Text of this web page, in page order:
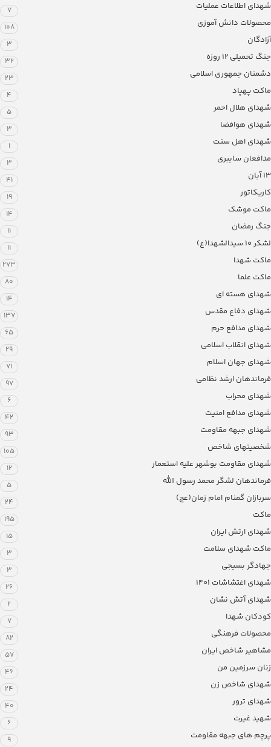
شهدای اطلاعات عملیات 7
محصولات دانش آموزی 108
آزادگان 3
جنگ تحمیلی 12 روزه 32
دشمنان جمهوری اسلامی 23
ماکت پهپاد 4
شهدای هلال احمر 5
شهدای هوافضا 3
شهدای اهل سنت 1
مدافعان سایبری 3
13 آبان 41
کاریکاتور 19
ماکت موشک 14
جنگ رمضان 11
لشکر ۱۰ سیدالشهدا(ع) 11
ماکت شهدا 273
ماکت علما 80
شهدای هسته ای 14
شهدای دفاع مقدس 137
شهدای مدافع حرم 65
شهدای انقلاب اسلامی 29
شهدای جهان اسلام 71
فرماندهان ارشد نظامی 97
شهدای محراب 6
شهدای مدافع امنیت 42
شهدای جبهه مقاومت 93
شخصیتهای شاخص 105
شهدای مقاومت بوشهر علیه استعمار 12
فرماندهان لشگر محمد رسول الله 5
سربازان گمنام امام زمان(عج) 24
ماکت 195
شهدای ارتش ایران 15
ماکت شهدای سلامت 3
جهادگر بسیجی 3
شهدای اغتشاشات 1401 26
شهدای آتش نشان 2
کودکان شهدا 7
محصولات فرهنگی 82
مشاهیر شاخص ایران 57
زنان سرزمین من 46
شهدای شاخص زن 24
شهدای ترور 40
شهید غیرت 6
پرچم های جبهه مقاومت 9